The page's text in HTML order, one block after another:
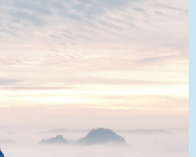
tross lave
NTE-konsernet leverte
kroner, mot 457
sin virksomhet grunnlaget